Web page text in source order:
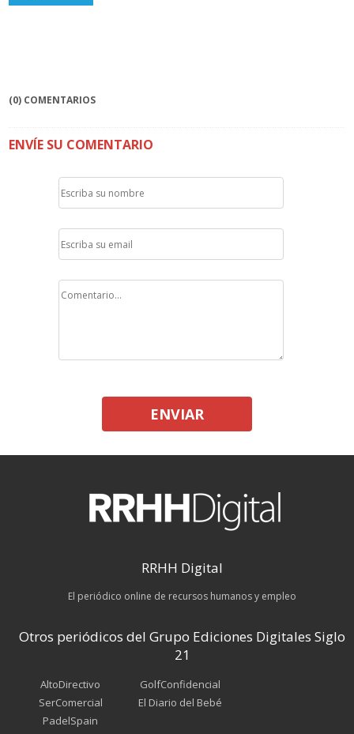
(0) COMENTARIOS
ENVÍE SU COMENTARIO
ENVIAR
RRHH Digital
El periódico online de recursos humanos y empleo
Otros periódicos del Grupo Ediciones Digitales Siglo
21
AltoDirectivo
SerComercial
PadelSpain
GolfConfidencial
El Diario del Bebé